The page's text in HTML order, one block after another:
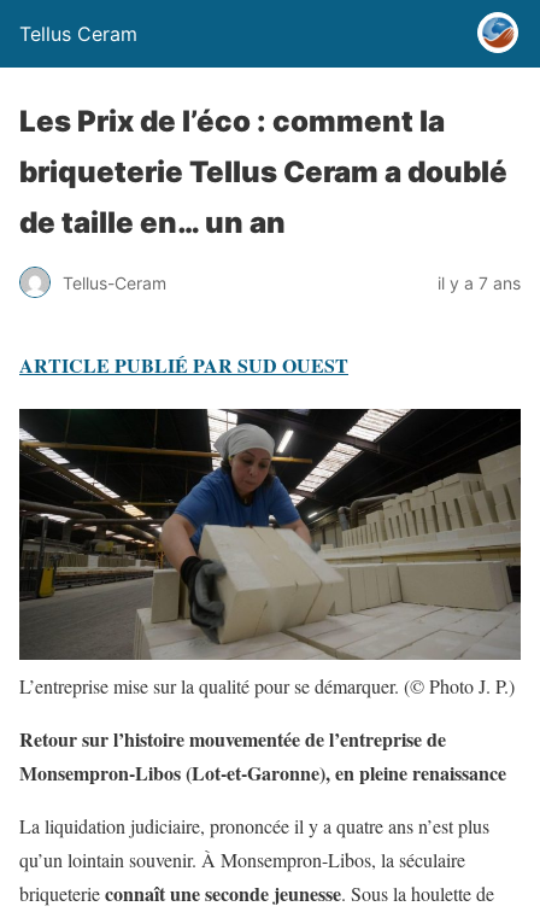
Tellus Ceram
Les Prix de l’éco : comment la
briqueterie Tellus Ceram a doublé
de taille en… un an
Tellus-Ceram il y a 7 ans
ARTICLE PUBLIÉ PAR SUD OUEST
L’entreprise mise sur la qualité pour se démarquer. (© Photo J. P.)
Retour sur l’histoire mouvementée de l’entreprise de
Monsempron-Libos (Lot-et-Garonne), en pleine renaissance
La liquidation judiciaire, prononcée il y a quatre ans n’est plus
qu’un lointain souvenir. À Monsempron-Libos, la séculaire
briqueterieconnaît une seconde jeunesse. Sous la houlette de